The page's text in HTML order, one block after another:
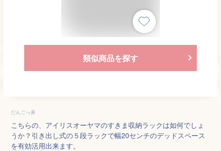
類似商品を探す
だんごっ鼻
こちらの、アイリスオーヤマのすきま収納ラックは如何でしょ
うか？引き出し式の５段ラックで幅20センチのデッドスペース
を有効活用出来ます。